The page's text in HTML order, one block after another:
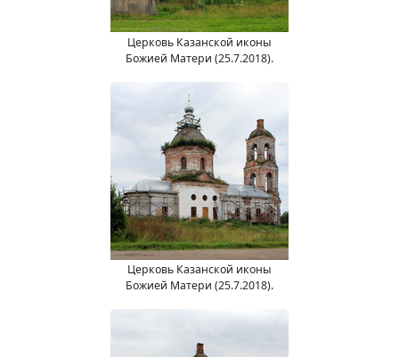
Церковь Казанской иконы
Божией Матери (25.7.2018).
Церковь Казанской иконы
Божией Матери (25.7.2018).